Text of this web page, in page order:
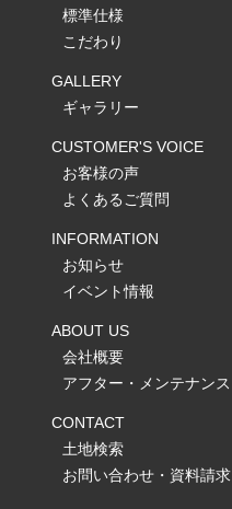
標準仕様
こだわり
GALLERY
ギャラリー
CUSTOMER'S VOICE
お客様の声
よくあるご質問
INFORMATION
お知らせ
イベント情報
ABOUT US
会社概要
アフター・メンテナンス
CONTACT
土地検索
お問い合わせ・資料請求